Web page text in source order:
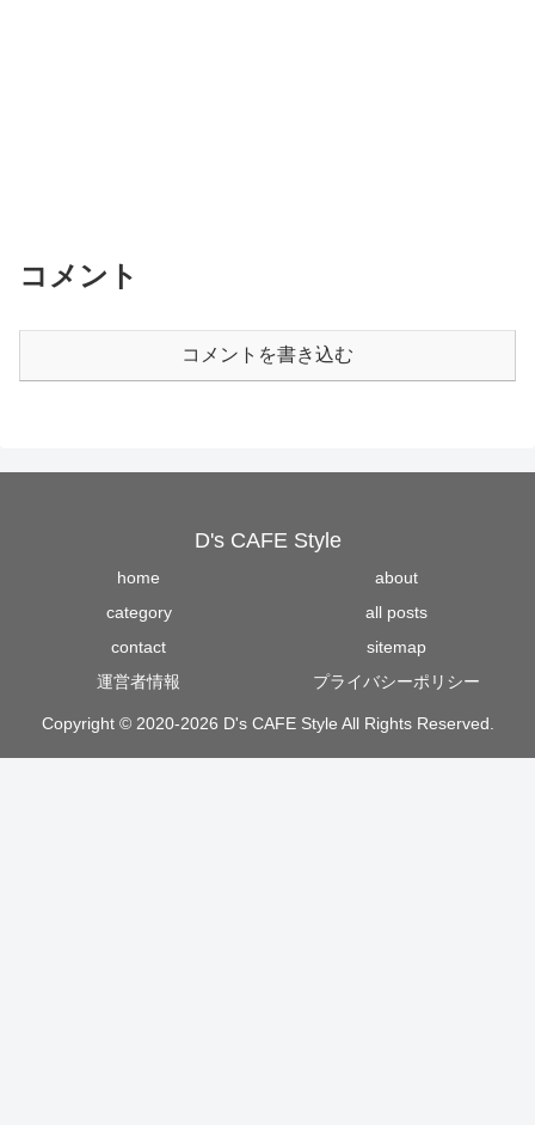
コメント
コメントを書き込む
D's CAFE Style
home
about
category
all posts
contact
sitemap
運営者情報
プライバシーポリシー
Copyright © 2020-2026 D's CAFE Style All Rights Reserved.